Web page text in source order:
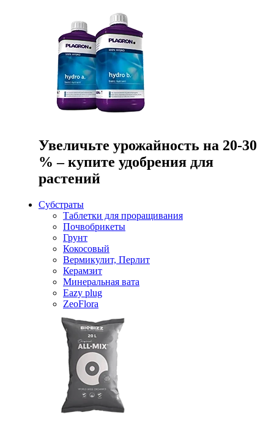
Увеличьте урожайность на 20-30
% – купите удобрения для
растений
Субстраты
Таблетки для проращивания
Почвобрикеты
Грунт
Кокосовый
Вермикулит, Перлит
Керамзит
Минеральная вата
Eazy plug
ZeoFlora